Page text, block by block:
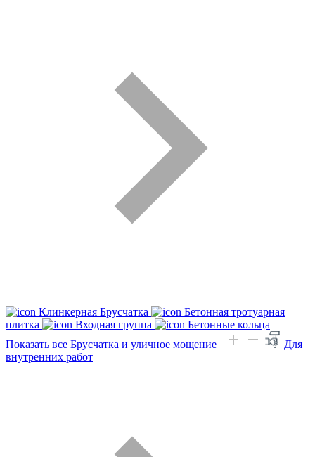
Клинкерная Брусчатка
Бетонная тротуарная
плитка
Входная группа
Бетонные кольца
Показать все Брусчатка и уличное мощение
Для
внутренних работ